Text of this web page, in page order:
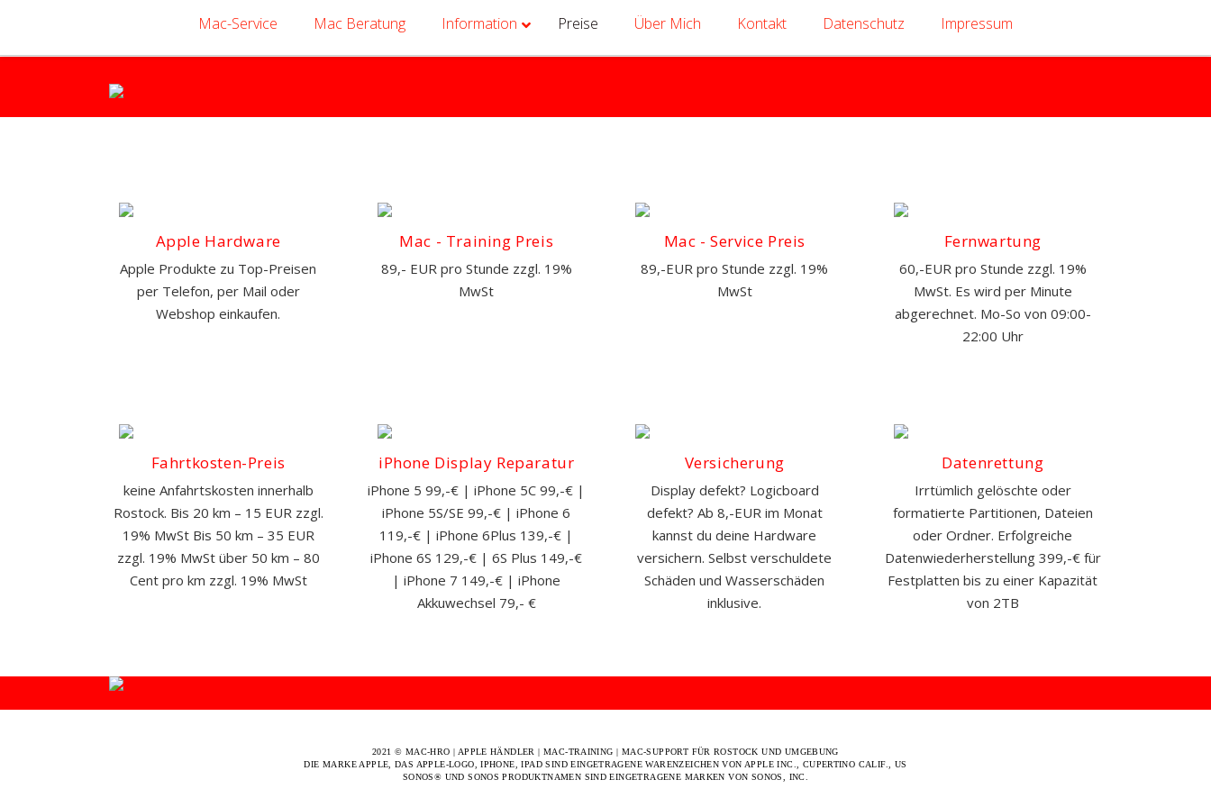
Mac-Service Mac Beratung Information Preise Über Mich Kontakt Datenschutz Impressum
Apple Hardware
Apple Produkte zu Top-Preisen
per Telefon, per Mail oder
Webshop einkaufen.
Mac - Training Preis
89,- EUR pro Stunde zzgl. 19%
MwSt
Mac - Service Preis
89,-EUR pro Stunde zzgl. 19%
MwSt
Fernwartung
60,-EUR pro Stunde zzgl. 19%
MwSt. Es wird per Minute
abgerechnet. Mo-So von 09:00-
22:00 Uhr
Fahrtkosten-Preis
keine Anfahrtskosten innerhalb
Rostock. Bis 20 km – 15 EUR zzgl.
19% MwSt Bis 50 km – 35 EUR
zzgl. 19% MwSt über 50 km – 80
Cent pro km zzgl. 19% MwSt
iPhone Display Reparatur
iPhone 5 99,-€ | iPhone 5C 99,-€ |
iPhone 5S/SE 99,-€ | iPhone 6
119,-€ | iPhone 6Plus 139,-€ |
iPhone 6S 129,-€ | 6S Plus 149,-€
| iPhone 7 149,-€ | iPhone
Akkuwechsel 79,- €
Versicherung
Display defekt? Logicboard
defekt? Ab 8,-EUR im Monat
kannst du deine Hardware
versichern. Selbst verschuldete
Schäden und Wasserschäden
inklusive.
Datenrettung
Irrtümlich gelöschte oder
formatierte Partitionen, Dateien
oder Ordner. Erfolgreiche
Datenwiederherstellung 399,-€ für
Festplatten bis zu einer Kapazität
von 2TB
2021 © MAC-HRO | APPLE HÄNDLER | MAC-TRAINING | MAC-SUPPORT FÜR ROSTOCK UND UMGEBUNG
DIE MARKE APPLE, DAS APPLE-LOGO, IPHONE, IPAD SIND EINGETRAGENE WARENZEICHEN VON APPLE INC., CUPERTINO CALIF., US
SONOS® UND SONOS PRODUKTNAMEN SIND EINGETRAGENE MARKEN VON SONOS, INC.